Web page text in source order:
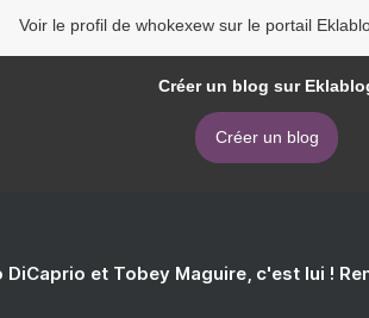
Voir le profil de whokexew sur le portail
Créer un blog sur
Créer un blog
DiCaprio et Tobey Maguire, c'est lui !